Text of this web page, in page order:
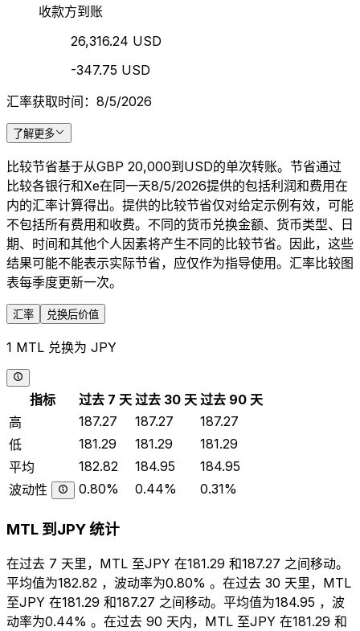
收款方到账
26,316.24 USD
-347.75 USD
汇率获取时间：8/5/2026
了解更多
比较节省基于从GBP 20,000到USD的单次转账。节省通过
比较各银行和Xe在同一天8/5/2026提供的包括利润和费用在
内的汇率计算得出。提供的比较节省仅对给定示例有效，可能
不包括所有费用和收费。不同的货币兑换金额、货币类型、日
期、时间和其他个人因素将产生不同的比较节省。因此，这些
结果可能不能表示实际节省，应仅作为指导使用。汇率比较图
表每季度更新一次。
汇率 兑换后价值
1 MTL 兑换为 JPY
指标 过去 7 天 过去 30 天 过去 90 天
高
187.27 187.27
187.27
低
181.29 181.29
181.29
平均
182.82 184.95
184.95
波动性
0.80% 0.44% 0.31%
MTL 到JPY 统计
在过去 7 天里，MTL 至JPY 在181.29 和187.27 之间移动。
平均值为182.82 ，波动率为0.80% 。在过去 30 天里，MTL
至JPY 在181.29 和187.27 之间移动。平均值为184.95 ，波
动率为0.44% 。在过去 90 天内，MTL 至JPY 在181.29 和